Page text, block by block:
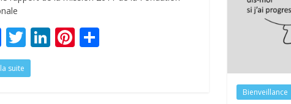
F
ac
e
T
w
itt
Li Pi
suite
Bienveillance